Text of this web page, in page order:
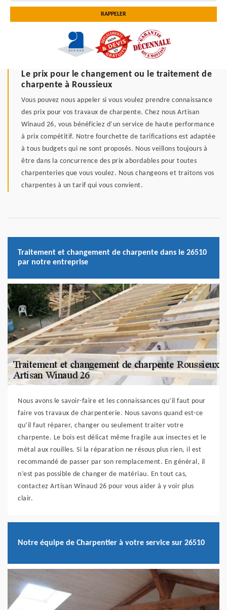
Le prix pour le changement ou le traitement de
charpente à Roussieux
Vous pouvez nous appeler si vous voulez prendre connaissance
des prix pour vos travaux de charpente. Chez nous Artisan
Winaud 26, vous bénéficiez d’un service de haute performance
à prix compétitif. Notre fourchette de tarifications est adaptée
à tous budgets qui ne sont proposés. Nous veillons toujours à
être dans la concurrence des prix abordables pour toutes
charpenteries que vous voulez. Nous changeons et traitons vos
charpentes à un tarif qui vous convient.
Traitement et changement de charpente dans le 26510
par notre entreprise
Nous avons le savoir-faire et les connaissances qu’il faut pour
faire vos travaux de charpenterie. Nous savons quand est-ce
qu’il faut réparer, changer ou seulement traiter votre
charpente. Le bois est délicat même fragile aux insectes et le
métal aux rouilles. Si la réparation ne résous plus rien, il est
recommandé de passer par son remplacement. En général, il
n’est pas possible de changer de matériau. En tout cas,
contactez Artisan Winaud 26 pour vous aider à y voir plus
clair.
Notre équipe de Charpentier à votre service sur 26510